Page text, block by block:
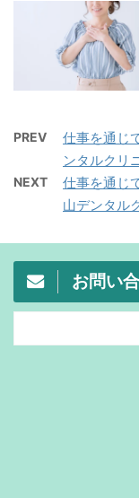
PREV
仕事を通じ
ンタルクリ
NEXT
仕事を通じ
山デンタル
お問い